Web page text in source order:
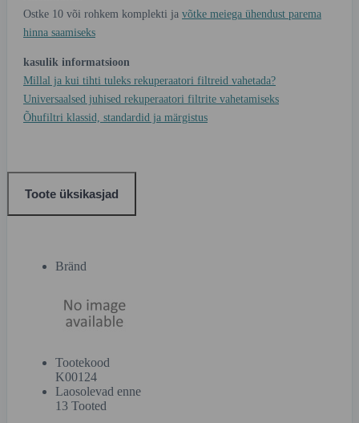
Ostke 10 või rohkem komplekti ja võtke meiega ühendust parema
hinna saamiseks
kasulik informatsioon
Millal ja kui tihti tuleks rekuperaatori filtreid vahetada?
Universaalsed juhised rekuperaatori filtrite vahetamiseks
Õhufiltri klassid, standardid ja märgistus
Toote üksikasjad
Bränd
Tootekood
K00124
Laosolevad enne
13 Tooted